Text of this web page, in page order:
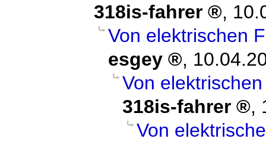
318is-fahrer
,
Von elektrischen
esgey
,
Von
318is-fahrer
,
Von